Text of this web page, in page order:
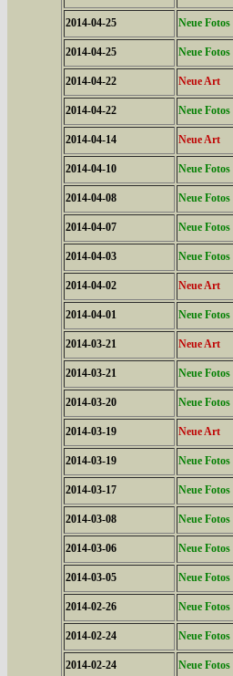
2014-04-25 Neue Fotos
2014-04-25 Neue Fotos
2014-04-22 Neue Art
2014-04-22 Neue Fotos
2014-04-14 Neue Art
2014-04-10 Neue Fotos
2014-04-08 Neue Fotos
2014-04-07 Neue Fotos
2014-04-03 Neue Fotos
2014-04-02 Neue Art
2014-04-01 Neue Fotos
2014-03-21 Neue Art
2014-03-21 Neue Fotos
2014-03-20 Neue Fotos
2014-03-19 Neue Art
2014-03-19 Neue Fotos
2014-03-17 Neue Fotos
2014-03-08 Neue Fotos
2014-03-06 Neue Fotos
2014-03-05 Neue Fotos
2014-02-26 Neue Fotos
2014-02-24 Neue Fotos
2014-02-24 Neue Fotos